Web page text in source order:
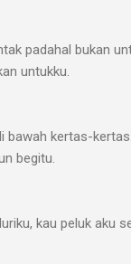
padahal bukan
untukku.
bawah kertas-
begitu.
kau peluk aku